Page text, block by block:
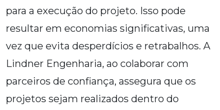
para a execução do projeto. Isso pode
resultar em economias significativas, uma
vez que evita desperdícios e retrabalhos. A
Lindner Engenharia, ao colaborar com
parceiros de confiança, assegura que os
projetos sejam realizados dentro do